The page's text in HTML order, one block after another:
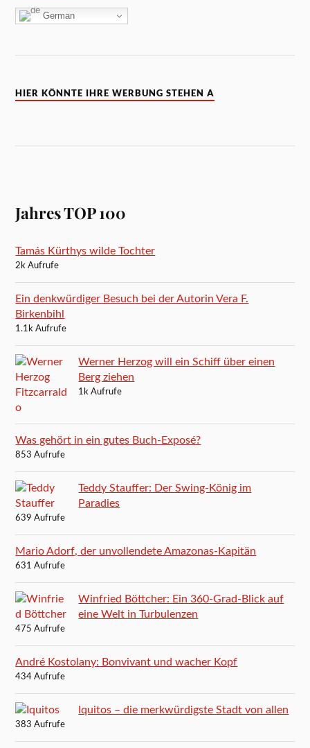
German
HIER KÖNNTE IHRE WERBUNG STEHEN A
Jahres TOP 100
Tamás Kürthys wilde Tochter
2k Aufrufe
Ein denkwürdiger Besuch bei der Autorin Vera F.
Birkenbihl
1.1k Aufrufe
Werner Herzog will ein Schiff über einen
Berg ziehen
1k Aufrufe
Was gehört in ein gutes Buch-Exposé?
853 Aufrufe
Teddy Stauffer: Der Swing-König im
Paradies
639 Aufrufe
Mario Adorf, der unvollendete Amazonas-Kapitän
631 Aufrufe
Winfried Böttcher: Ein 360-Grad-Blick auf
eine Welt in Turbulenzen
475 Aufrufe
André Kostolany: Bonvivant und wacher Kopf
434 Aufrufe
Iquitos – die merkwürdigste Stadt von allen
383 Aufrufe